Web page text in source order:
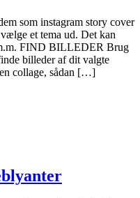
som instagram story cover
et tema ud. Det kan
FIND BILLEDER Brug
billeder af dit valgte
collage, sådan […]